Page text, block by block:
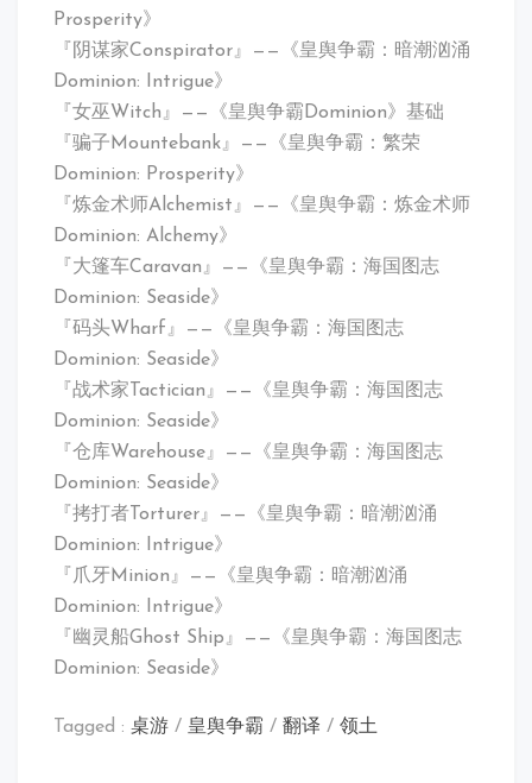
Prosperity》
『阴谋家Conspirator』——《皇舆争霸：暗潮汹涌
Dominion: Intrigue》
『女巫Witch』——《皇舆争霸Dominion》基础
『骗子Mountebank』——《皇舆争霸：繁荣
Dominion: Prosperity》
『炼金术师Alchemist』——《皇舆争霸：炼金术师
Dominion: Alchemy》
『大篷车Caravan』——《皇舆争霸：海国图志
Dominion: Seaside》
『码头Wharf』——《皇舆争霸：海国图志
Dominion: Seaside》
『战术家Tactician』——《皇舆争霸：海国图志
Dominion: Seaside》
『仓库Warehouse』——《皇舆争霸：海国图志
Dominion: Seaside》
『拷打者Torturer』——《皇舆争霸：暗潮汹涌
Dominion: Intrigue》
『爪牙Minion』——《皇舆争霸：暗潮汹涌
Dominion: Intrigue》
『幽灵船Ghost Ship』——《皇舆争霸：海国图志
Dominion: Seaside》
Tagged : 桌游 / 皇舆争霸 / 翻译 / 领土